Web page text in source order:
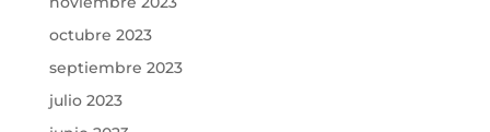
octubre 2023
septiembre 2023
julio 2023